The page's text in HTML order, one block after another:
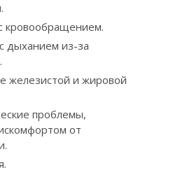
кровообращением.
дыханием из-за
железистой и жировой
проблемы,
от